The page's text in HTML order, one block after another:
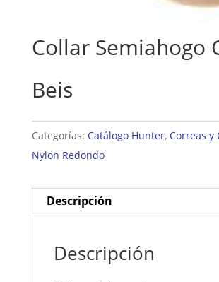
Collar Semiahogo
Beis
Categorías: Catálogo Hunter, Correas y
Nylon Redondo
Descripción
Descripción